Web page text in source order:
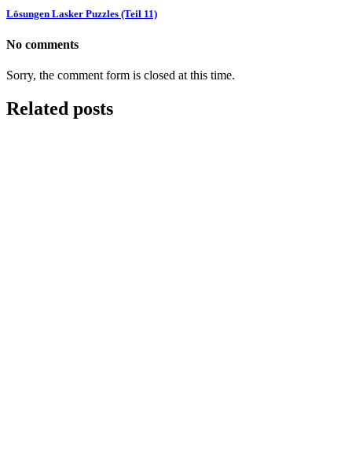
Lösungen Lasker Puzzles (Teil 11)
No comments
Sorry, the comment form is closed at this time.
Related posts